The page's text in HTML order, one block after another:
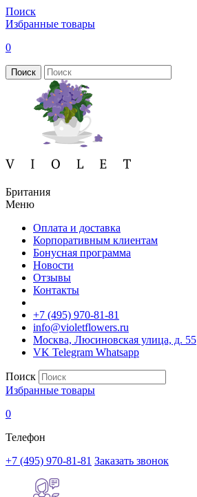
Поиск
Избранные товары
0
Поиск
Британия
Меню
Оплата и доставка
Корпоративным клиентам
Бонусная программа
Новости
Отзывы
Контакты
+7 (495) 970-81-81
info@violetflowers.ru
Москва, Люсиновская улица, д. 55
VK Telegram Whatsapp
Поиск
Избранные товары
0
Телефон
+7 (495) 970-81-81 Заказать звонок